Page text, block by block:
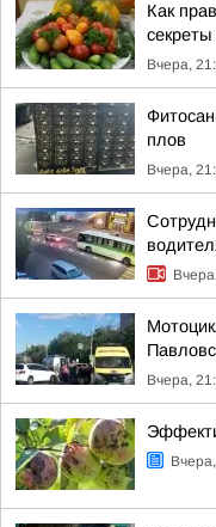
Как
Вчера,
плов
Вчера,
Вчера,